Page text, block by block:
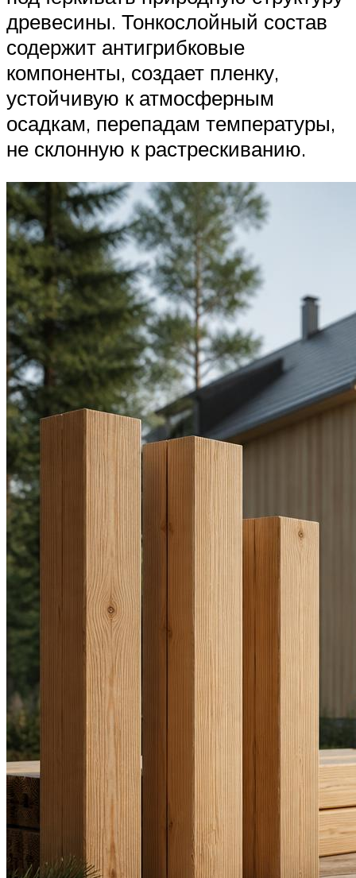
древесины. Тонкослойный состав
содержит антигрибковые
компоненты, создает пленку,
устойчивую к атмосферным
осадкам, перепадам температуры,
не склонную к растрескиванию.